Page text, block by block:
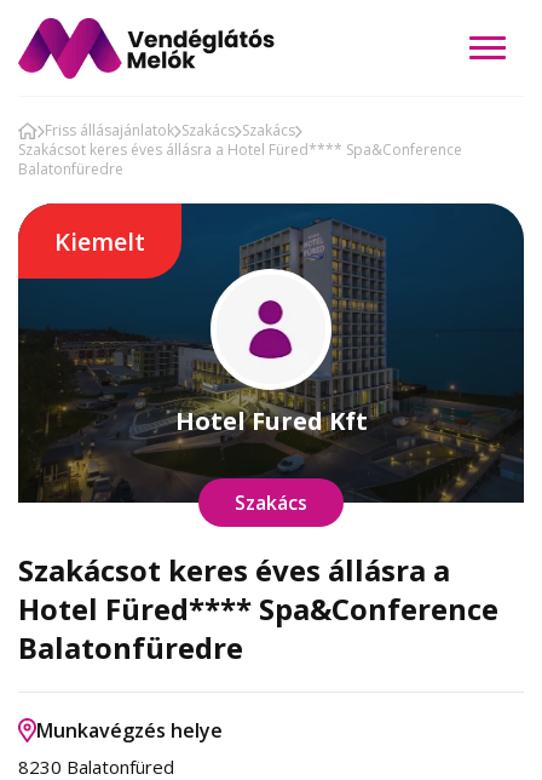
Friss állásajánlatok Szakács Szakács
Szakácsot keres éves állásra a Hotel Füred**** Spa&Conference
Balatonfüredre
Kiemelt
Hotel Fured Kft
Szakács
Szakácsot keres éves állásra a
Hotel Füred**** Spa&Conference
Balatonfüredre
Munkavégzés helye
8230 Balatonfüred